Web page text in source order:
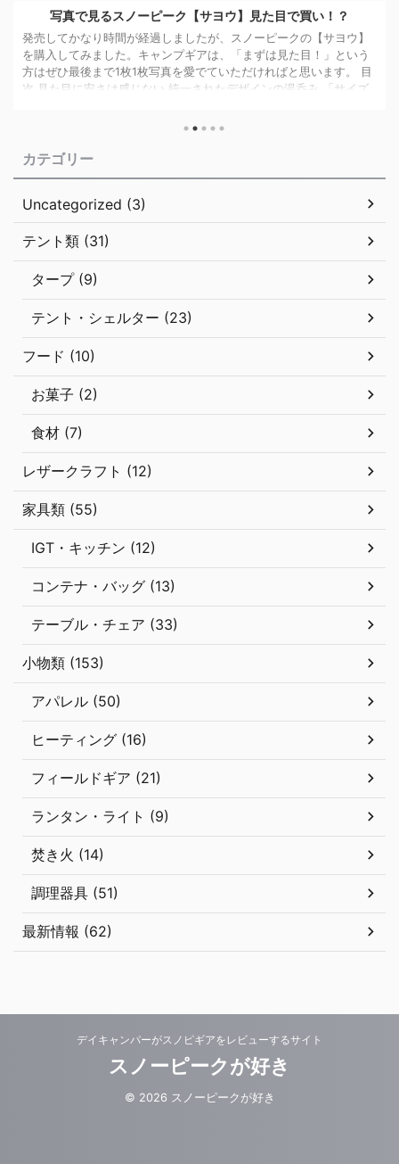
写真で見るスノーピーク【サヨウ】見た目で買い！？
発売してかなり時間が経過しましたが、スノーピークの【サヨウ】
を購入してみました。キャンプギアは、「まずは見た目！」という
方はぜひ最後まで1枚1枚写真を愛でていただければと思います。 目
次 見た目に安さは感じない 統一されたデザインの湯呑み 「サイズ
い勝手アップ！ サヨウのスペック まとめ スノーピークの「サヨ
発、販売されています。 キャンプでの飲み物というとコーヒーが
カテゴリー
Uncategorized (3)
テント類 (31)
タープ (9)
テント・シェルター (23)
フード (10)
お菓子 (2)
食材 (7)
レザークラフト (12)
家具類 (55)
IGT・キッチン (12)
コンテナ・バッグ (13)
テーブル・チェア (33)
小物類 (153)
アパレル (50)
ヒーティング (16)
フィールドギア (21)
ランタン・ライト (9)
焚き火 (14)
調理器具 (51)
最新情報 (62)
デイキャンパーがスノピギアをレビューするサイト
スノーピークが好き
© 2026 スノーピークが好き